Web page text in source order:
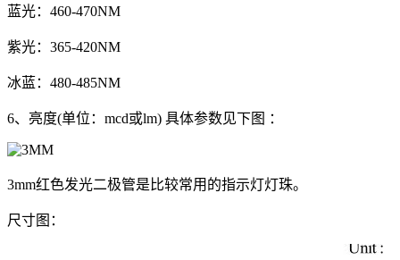
蓝光：460-470NM
紫光：365-420NM
冰蓝：480-485NM
6、亮度(单位：mcd或lm) 具体参数见下图 ：
3mm红色发光二极管是比较常用的指示灯灯珠。
尺寸图：